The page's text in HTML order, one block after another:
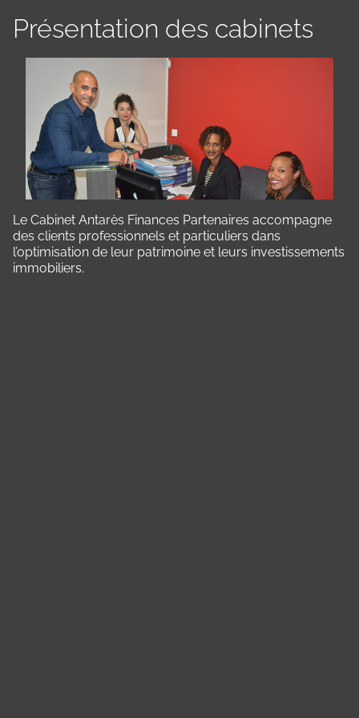
Présentation des cabinets
Le Cabinet Antarès Finances Partenaires accompagne
des clients professionnels et particuliers dans
l’optimisation de leur patrimoine et leurs investissements
immobiliers.